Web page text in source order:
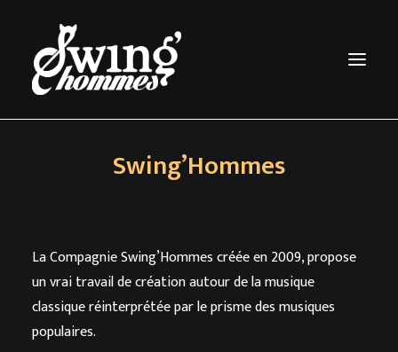
CALENDRIER
VIDEOS
Swing’Hommes
La Compagnie Swing’Hommes créée en 2009, propose
un vrai travail de création autour de la musique
classique réinterprétée par le prisme des musiques
populaires.